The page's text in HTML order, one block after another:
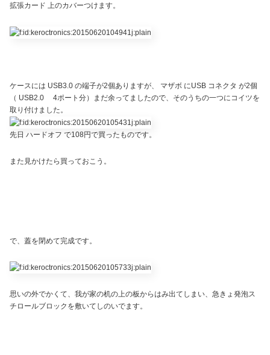
拡張カード 上のカバーつけます。
ケースには USB3.0 の端子が2個ありますが、 マザボ にUSB コネクタ が2個
（ USB2.0 4ポート分）まだ余ってましたので、そのうちの一つにコイツを
取り付けました。
先日 ハードオフ で108円で買ったものです。
また見かけたら買っておこう。
で、蓋を閉めて完成です。
思いの外でかくて、我が家の机の上の板からはみ出てしまい、急きょ発泡ス
チロールブロックを敷いてしのいでます。